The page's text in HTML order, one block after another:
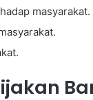
masyarakat.